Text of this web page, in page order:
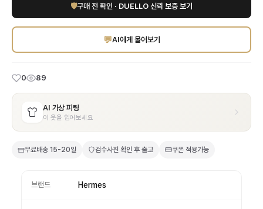
🛡구매 전 확인 · DUELLO 신뢰 보증 보기
💬AI에게 물어보기
0 89
AI 가상 피팅
이 옷을 입어보세요
무료배송 15-20일 검수사진 확인 후 출고 쿠폰 적용가능
브랜드 Hermes